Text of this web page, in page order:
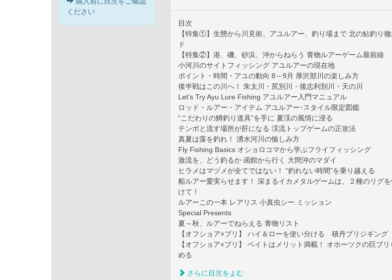
ください
目次
【特集①】生態から川見術、アユルアー、釣り場まで 北の鮎釣り徹
ド
【特集②】港、磯、砂浜、沖からねらう 青物ルアーゲーム最前線
小河川のサイトフィッシング アユルアーの現在地
ポイント・時間・アユの動向 8～9月 厚沢部川の楽しみ方
後半戦はこの川へ！ 朱太川・尻別川・後志利別川・天の川
Let’s Try Ayu Lure Fishing アユルアー入門マニュアル
ロッド・ルアー・アイテム アユルアー･スタイル限定図鑑
“こだわりの鱒釣り道具”を手に 夏渓の風情に浸る
テンポと流す場所が肝になる 渓流トップゲームの正攻法
真夏は藻を釣れ！ 湧水河川の愉しみ方
Fly Fishing Basics オショロコマから学ぶフライフィッシング
激流を、どう釣るか 函館から行く 大間沖のマダイ
ヒラメはマヅメが全てではない！ “釣れない時間”を乗り越える
船ルアー愛実らせます！ 深まるイカメタルゲームは、２種のリグ
けて！
ルアーこの一本 レアリス 小真虫シー.ミッション
Special Presents
夏～秋、ルアーでねらえる 青物リスト
【オフショア×ブリ】 ハイ＆ローを使い分ける 積丹ブリジギング
【オフショア×ブリ】 ベイトはメリット満載！ オホーツクの巨ブリ
める
さらに目次をよむ